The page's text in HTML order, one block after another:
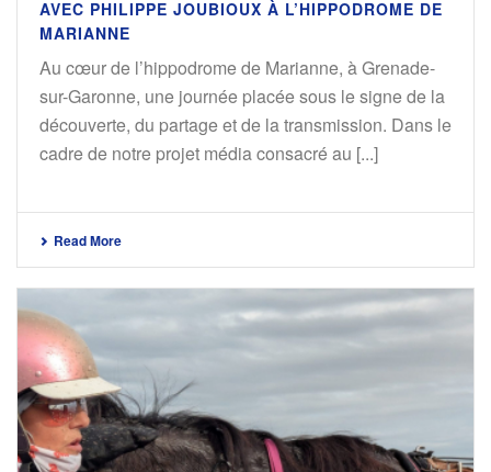
AVEC PHILIPPE JOUBIOUX À L’HIPPODROME DE
MARIANNE
Au cœur de l’hippodrome de Marianne, à Grenade-
sur-Garonne, une journée placée sous le signe de la
découverte, du partage et de la transmission. Dans le
cadre de notre projet média consacré au [...]
Read More